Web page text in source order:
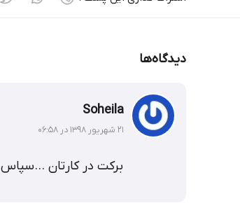
دیدگاه‌ها
Soheila
۲۱ شهریور ۱۳۹۸ در ۰۶:۵۸
برکت در کارتان …سپاس